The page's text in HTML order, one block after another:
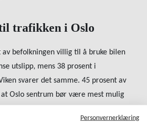
trafikken i Oslo
av befolkningen villig til å bruke bilen
utslipp, mens 38 prosent i
svarer det samme. 45 prosent av
Oslo sentrum bør være mest mulig
Blant de som bor i Oslo, oppgir
Personvernerklæring